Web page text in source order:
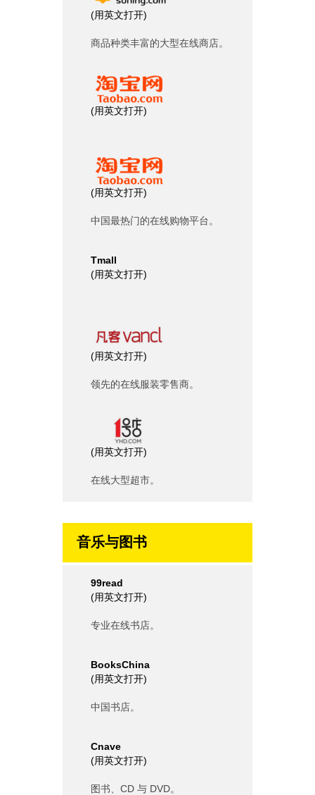
(用英文打开)
商品种类丰富的大型在线商店。
(用英文打开)
(用英文打开)
中国最热门的在线购物平台。
Tmall
(用英文打开)
(用英文打开)
领先的在线服装零售商。
(用英文打开)
在线大型超市。
音乐与图书
99read
(用英文打开)
专业在线书店。
BooksChina
(用英文打开)
中国书店。
Cnave
(用英文打开)
图书、CD 与 DVD。